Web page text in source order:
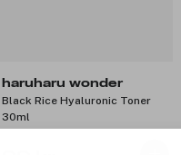
haruharu wonder
Black Rice Hyaluronic Toner
30ml